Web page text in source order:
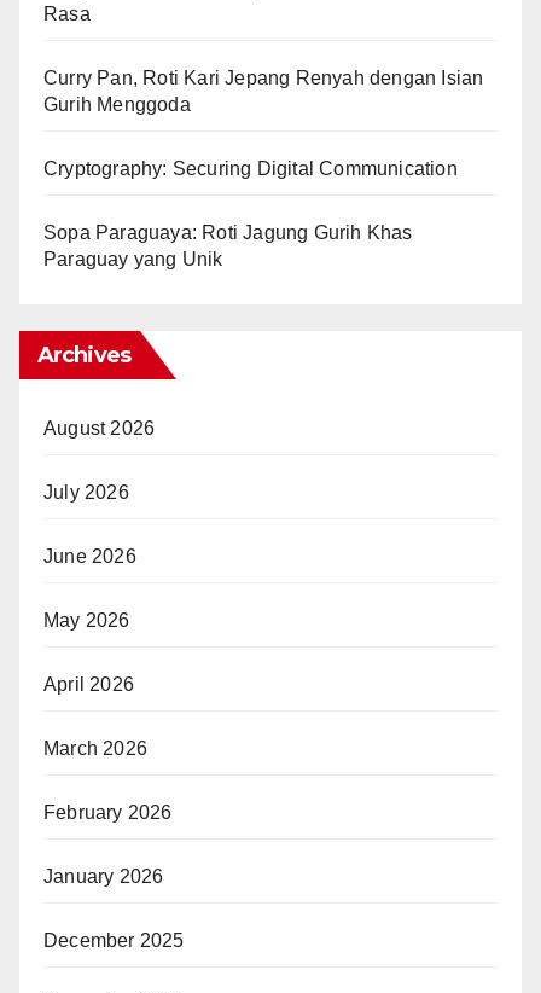
Rasa
Curry Pan, Roti Kari Jepang Renyah dengan Isian
Gurih Menggoda
Cryptography: Securing Digital Communication
Sopa Paraguaya: Roti Jagung Gurih Khas
Paraguay yang Unik
Archives
August 2026
July 2026
June 2026
May 2026
April 2026
March 2026
February 2026
January 2026
December 2025